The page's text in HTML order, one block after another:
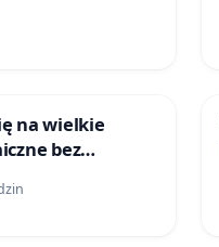
na wielkie
bez
i akceptacji